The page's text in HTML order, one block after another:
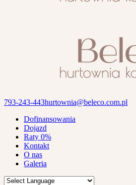
793-243-443hurtownia@beleco.com.pl
Dofinansowania
Dojazd
Raty 0%
Kontakt
O nas
Galeria